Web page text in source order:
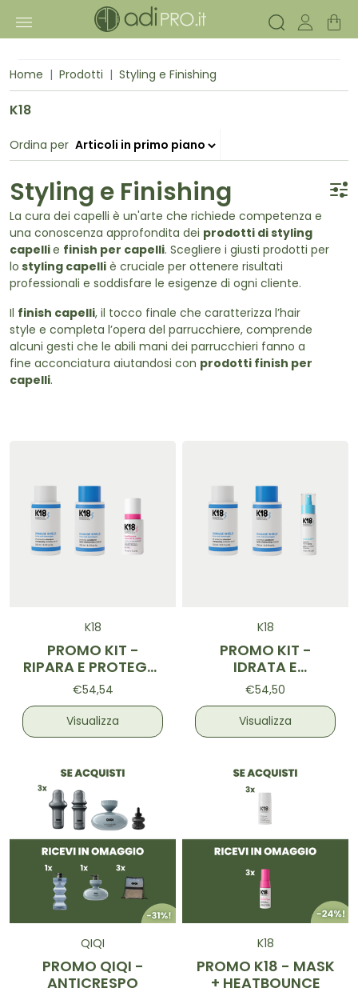
Home Prodotti Styling e Finishing
K18
Ordina per
Styling e Finishing
La cura dei capelli è un'arte che richiede competenza e
una conoscenza approfondita dei prodotti di styling
capelli e finish per capelli. Scegliere i giusti prodotti per
lo styling capelli è cruciale per ottenere risultati
professionali e soddisfare le esigenze di ogni cliente.
Il finish capelli, il tocco finale che caratterizza l’hair
style e completa l’opera del parrucchiere, comprende
alcuni gesti che le abili mani dei parrucchieri fanno a
fine acconciatura aiutandosi con prodotti finish per
capelli.
K18
PROMO KIT -
RIPARA E PROTEGGI
-20%
€54,54
Visualizza
K18
PROMO KIT -
IDRATA E
VOLUMIZZA -20%
€54,50
Visualizza
QIQI
PROMO QIQI -
ANTICRESPO
K18
PROMO K18 - MASK
+ HEATBOUNCE